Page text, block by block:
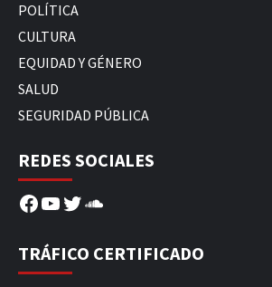
POLÍTICA
CULTURA
EQUIDAD Y GÉNERO
SALUD
SEGURIDAD PÚBLICA
REDES SOCIALES
Facebook
YouTube
Twitter
SoundCloud
TRÁFICO CERTIFICADO